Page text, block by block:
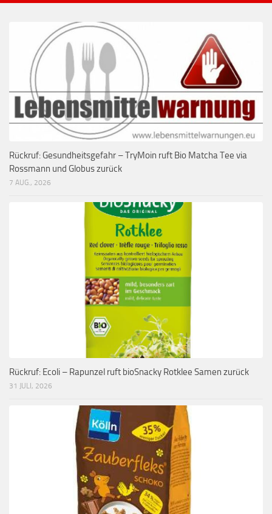
Rückruf: Gesundheitsgefahr – TryMoin ruft Bio Matcha Tee via
Rossmann und Globus zurück
7 AUG., 2026
Rückruf: Ecoli – Rapunzel ruft bioSnacky Rotklee Samen zurück
31 JULI, 2026